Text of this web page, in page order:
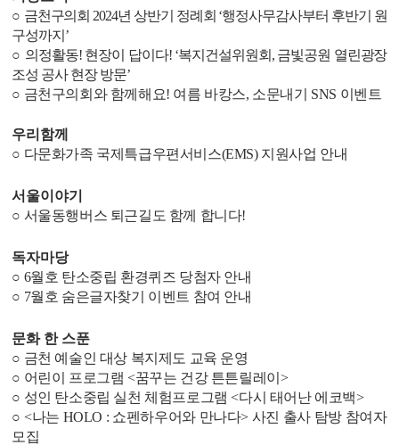
○ 금천구의회 2024년 상반기 정례회 ‘행정사무감사부터 후반기 원
구성까지 ’
○ 의정활동! 현장이 답이다! ‘복지건설위원회 , 금빛공원 열린광장
조성 공사 현장 방문’
○ 금천구의회와 함께해요! 여름 바캉스, 소문내기 SNS 이벤트
우리함께
○ 다문화가족 국제특급우편서비스(EMS) 지원사업 안내
서울이야기
○ 서울동행버스 퇴근길도 함께 합니다!
독자마당
○ 6월호 탄소중립 환경퀴즈 당첨자 안내
○ 7월호 숨은글자찾기 이벤트 참여 안내
문화 한 스푼
○ 금천 예술인 대상 복지제도 교육 운영
○ 어린이 프로그램 <꿈꾸는 건강 튼튼릴레이 >
○ 성인 탄소중립 실천 체험프로그램 <다시 태어난 에코백>
○ <나는 HOLO : 쇼펜하우어와 만나다> 사진 출사 탐방 참여자
모집